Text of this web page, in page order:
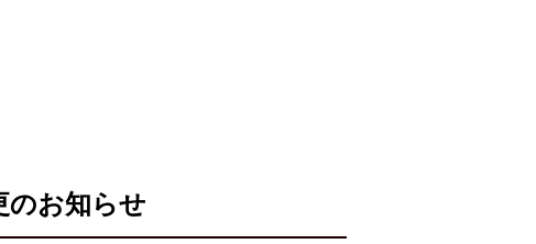
のお知らせ